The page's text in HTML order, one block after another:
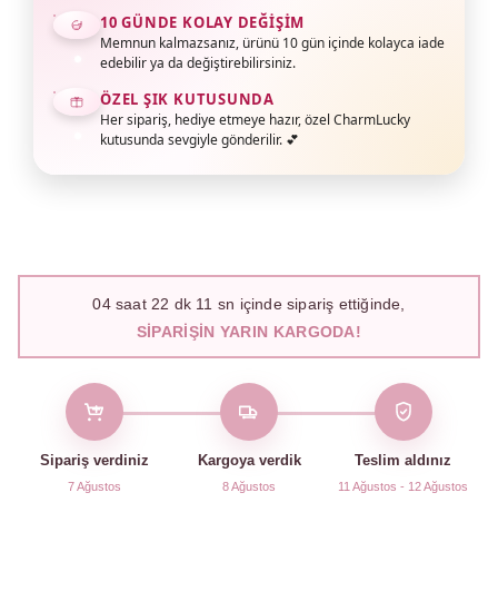
10 GÜNDE KOLAY DEĞIŞIM
Memnun kalmazsanız, ürünü 10 gün içinde kolayca iade
edebilir ya da değiştirebilirsiniz.
ÖZEL ŞIK KUTUSUNDA
Her sipariş, hediye etmeye hazır, özel CharmLucky
kutusunda sevgiyle gönderilir. 💕
04saat 22 dk 10 sn içinde sipariş ettiğinde,
SIPARIŞIN YARIN KARGODA!
Sipariş verdiniz
7 Ağustos
Kargoya verdik
8 Ağustos
Teslim aldınız
11 Ağustos - 12 Ağustos